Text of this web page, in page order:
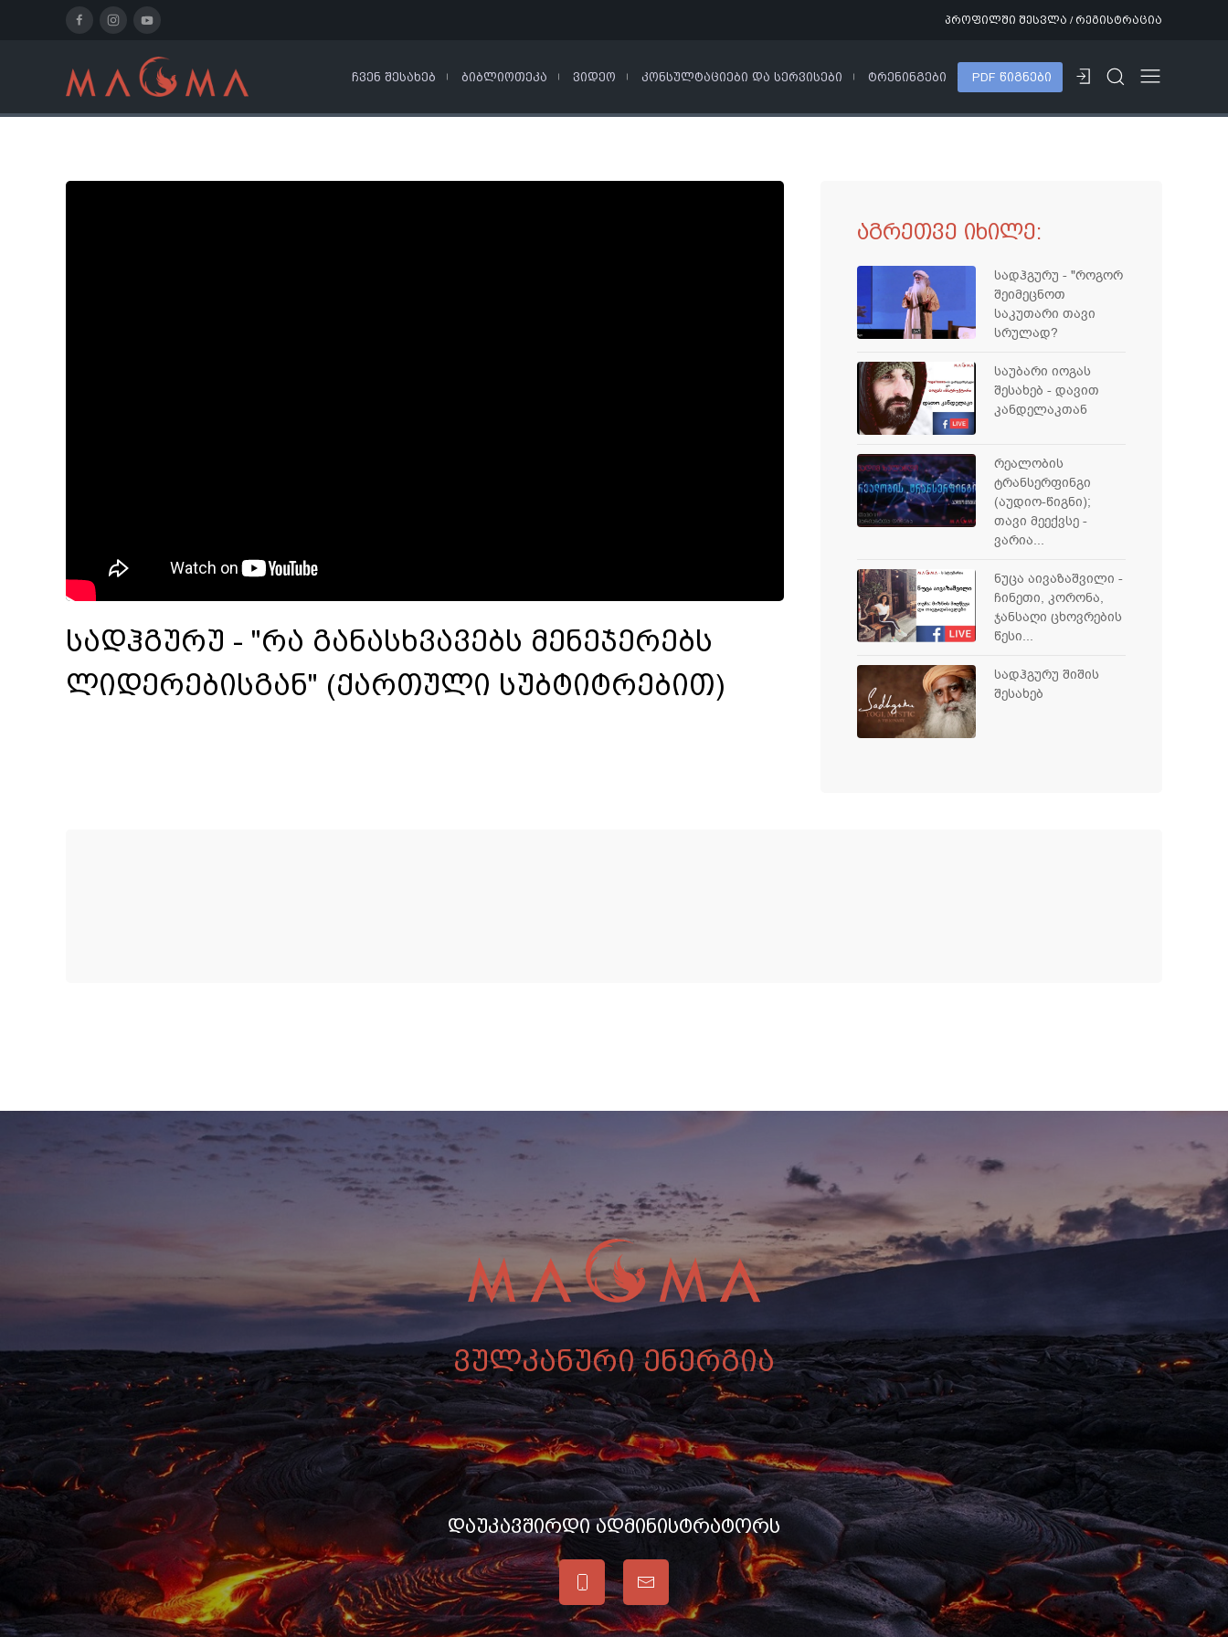
პროფილში შესვლა / რეგისტრაცია
ᲩᲕᲔᲜ ᲨᲔᲡᲐᲮᲔᲑ ᲑᲘᲑᲚᲘᲝᲗᲔᲙᲐ ᲕᲘᲓᲔᲝ ᲙᲝᲜᲡᲣᲚᲢᲐᲪᲘᲔᲑᲘ ᲓᲐ ᲡᲔᲠᲕᲘᲡᲔᲑᲘ ᲢᲠᲔᲜᲘᲜᲒᲔᲑᲘ PDF ᲬᲘᲒᲜᲔᲑᲘ
სადჰგურუ - "რა განასხვავებს მენეჯერებს
ლიდერებისგან" (ქართული სუბტიტრებით)
აგრეთვე იხილე:
სადჰგურუ - "როგორ
შეიმეცნოთ
საკუთარი თავი
სრულად?
საუბარი იოგას
შესახებ - დავით
კანდელაკთან
რეალობის
ტრანსერფინგი
(აუდიო-წიგნი);
თავი მეექვსე -
ვარია...
ნუცა აივაზაშვილი -
ჩინეთი, კორონა,
ჯანსაღი ცხოვრების
წესი...
სადჰგურუ შიშის
შესახებ
ვულკანური ენერგია
დაუკავშირდი ადმინისტრატორს